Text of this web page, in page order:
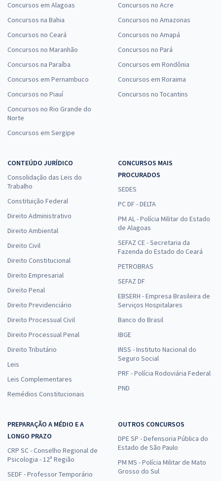
Concursos em Alagoas
Concursos na Bahia
Concursos no Ceará
Concursos no Maranhão
Concursos na Paraíba
Concursos em Pernambuco
Concursos no Piauí
Concursos no Rio Grande do
Norte
Concursos em Sergipe
Concursos no Acre
Concursos no Amazonas
Concursos no Amapá
Concursos no Pará
Concursos em Rondônia
Concursos em Roraima
Concursos no Tocantins
CONTEÚDO JURÍDICO
Consolidação das Leis do
Trabalho
Constituição Federal
Direito Administrativo
Direito Ambiental
Direito Civil
Direito Constitucional
Direito Empresarial
Direito Penal
Direito Previdenciário
Direito Processual Civil
Direito Processual Penal
Direito Tributário
Leis
Leis Complementares
Remédios Constitucionais
CONCURSOS MAIS
PROCURADOS
SEDES
PC DF - DELTA
PM AL - Polícia Militar do Estado
de Alagoas
SEFAZ CE - Secretaria da
Fazenda do Estado do Ceará
PETROBRAS
SEFAZ DF
EBSERH - Empresa Brasileira de
Serviços Hospitalares
Banco do Brasil
IBGE
INSS - Instituto Nacional do
Seguro Social
PRF - Polícia Rodoviária Federal
PND
PREPARAÇÃO A MÉDIO E A
LONGO PRAZO
CRP SC - Conselho Regional de
Psicologia - 12ª Região
SEDF - Professor Temporário
OUTROS CONCURSOS
DPE SP - Defensoria Pública do
Estado de São Paulo
PM MS - Polícia Militar de Mato
Grosso do Sul